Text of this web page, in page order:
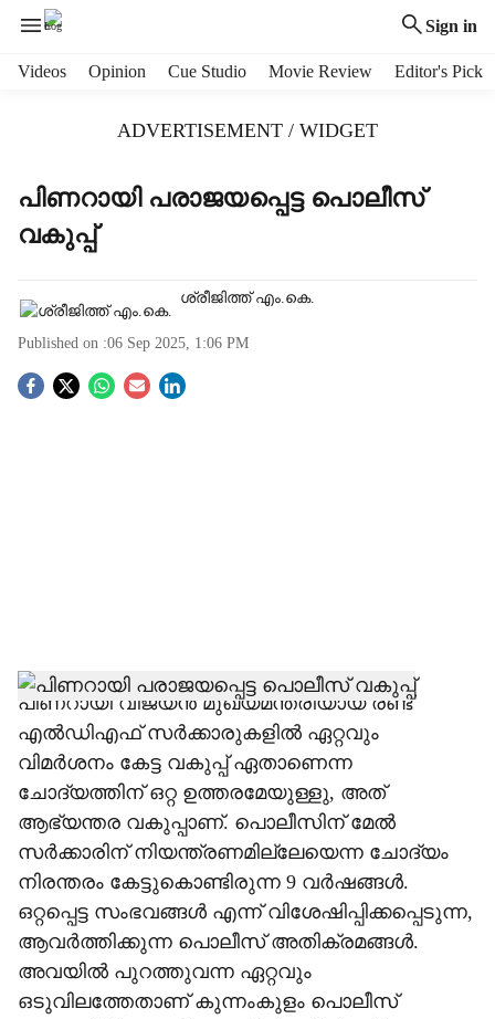
Sign in
Videos Opinion Cue Studio Movie Review Editor's Pick
ADVERTISEMENT / WIDGET
പിണറായി പരാജയപ്പെട്ട പൊലീസ്
വകുപ്പ്
ശ്രീജിത്ത് എം.കെ.
Published on :06 Sep 2025, 1:06 PM
S
h
a
r
e
പിണറായി വിജയന്‍ മുഖ്യമന്ത്രിയായ രണ്ട്
എല്‍ഡിഎഫ് സര്‍ക്കാരുകളില്‍ ഏറ്റവും
വിമര്‍ശനം കേട്ട വകുപ്പ് ഏതാണെന്ന
ചോദ്യത്തിന് ഒറ്റ ഉത്തരമേയുള്ളു, അത്
ആഭ്യന്തര വകുപ്പാണ്. പൊലീസിന് മേല്‍
സര്‍ക്കാരിന് നിയന്ത്രണമില്ലേയെന്ന ചോദ്യം
നിരന്തരം കേട്ടുകൊണ്ടിരുന്ന 9 വര്‍ഷങ്ങള്‍.
ഒറ്റപ്പെട്ട സംഭവങ്ങള്‍ എന്ന് വിശേഷിപ്പിക്കപ്പെടുന്ന,
ആവര്‍ത്തിക്കുന്ന പൊലീസ് അതിക്രമങ്ങള്‍.
അവയില്‍ പുറത്തുവന്ന ഏറ്റവും
ഒടുവിലത്തേതാണ് കുന്നംകുളം പൊലീസ്